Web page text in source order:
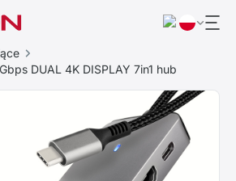
DUAL 4K DISPLAY 7in1 hub